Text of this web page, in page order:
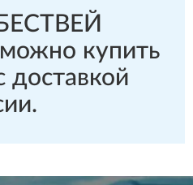
купить
доставкой